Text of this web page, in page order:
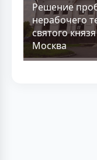
Решение
нерабочего
святого
Москва